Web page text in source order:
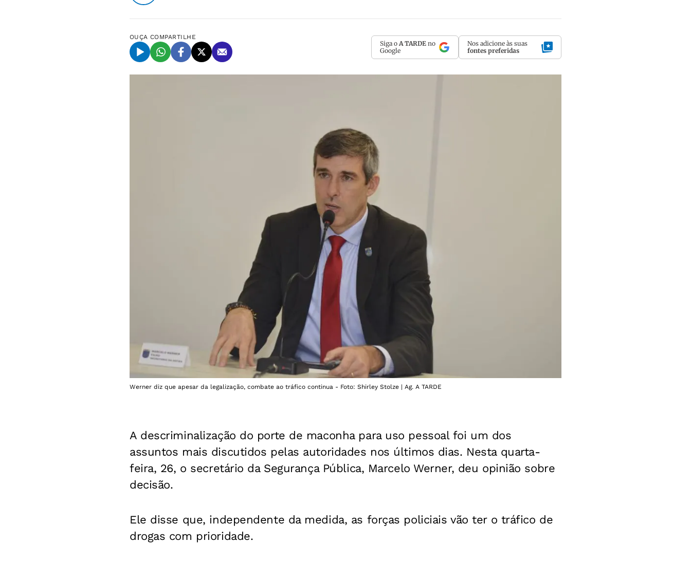
OUÇA COMPARTILHE
Siga o A TARDE no
Google
Nos adicione às suas
fontes preferidas
Werner diz que apesar da legalização, combate ao tráfico continua - Foto: Shirley Stolze | Ag. A TARDE
A descriminalização do porte de maconha para uso pessoal foi um dos
assuntos mais discutidos pelas autoridades nos últimos dias. Nesta quarta-
feira, 26, o secretário da Segurança Pública, Marcelo Werner, deu opinião sobre
decisão.
Ele disse que, independente da medida, as forças policiais vão ter o tráfico de
drogas com prioridade.